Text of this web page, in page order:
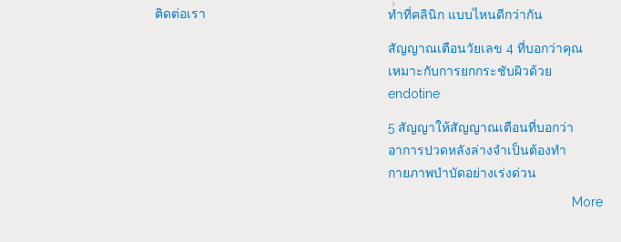
ติดต่อเรา
ทำที่คลินิก แบบไหนดีกว่ากัน
สัญญาณเตือนวัยเลข 4 ที่บอกว่าคุณ
เหมาะกับการยกกระชับผิวด้วย
endotine
5 สัญญาให้สัญญาณเตือนที่บอกว่า
อาการปวดหลังล่างจำเป็นต้องทำ
กายภาพบำบัดอย่างเร่งด่วน
More